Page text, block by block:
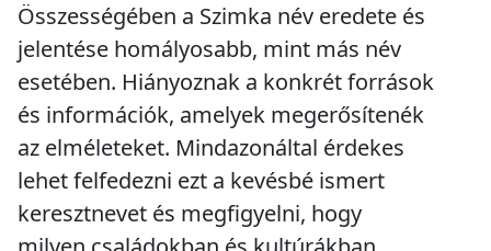
Összességében a Szimka név eredete és
jelentése homályosabb, mint más név
esetében. Hiányoznak a konkrét források
és információk, amelyek megerősítenék
az elméleteket. Mindazonáltal érdekes
lehet felfedezni ezt a kevésbé ismert
keresztnevet és megfigyelni, hogy